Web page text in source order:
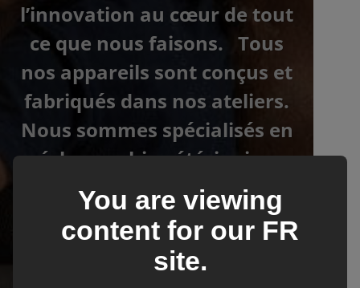
l’innovation au cœur de tout
ce que nous faisons. Tous
nos appareils sont conçus et
fabriqués dans nos ateliers.
Nous sommes spécialisés en
échographie vétérinaire.
Quelles que soient les
espèces : petits animaux,
équidés ou animaux
d’élevage, nous pouvons
You are viewing
content for our FR
site.